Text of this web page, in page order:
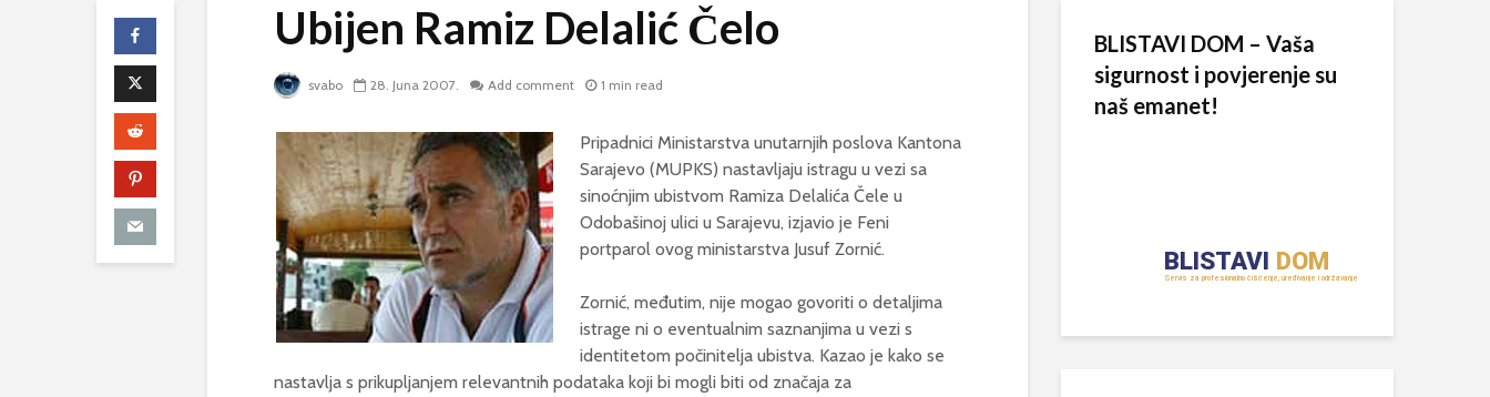
Ubijen Ramiz Delalić Čelo
svabo 28. Juna 2007. Add comment 1 min read
Pripadnici Ministarstva unutarnjih poslova Kantona
Sarajevo (MUPKS) nastavljaju istragu u vezi sa
sinoćnjim ubistvom Ramiza Delalića Čele u
Odobašinoj ulici u Sarajevu, izjavio je Feni
portparol ovog ministarstva Jusuf Zornić.
Zornić, međutim, nije mogao govoriti o detaljima
istrage ni o eventualnim saznanjima u vezi s
identitetom počinitelja ubistva. Kazao je kako se
nastavlja s prikupljanjem relevantnih podataka koji bi mogli biti od značaja za
BLISTAVI DOM – Vaša
sigurnost i povjerenje su
naš emanet!